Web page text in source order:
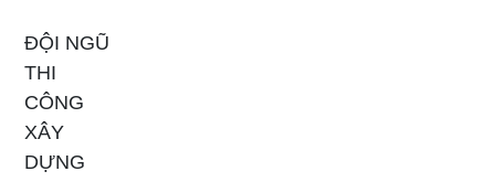
ĐỘI NGŨ
THI
CÔNG
XÂY
DỰNG